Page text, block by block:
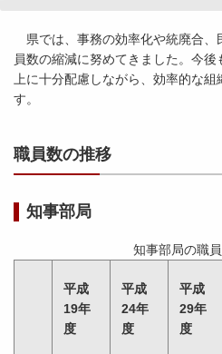
県では、事務の効率化や統廃合、
員数の縮減に努めてきました。今
上に十分配慮しながら、効率的な組
す。
職員数の推移
知事部局
知事部局の職
平成
19年
度
平成
24年
度
平成
29年
度